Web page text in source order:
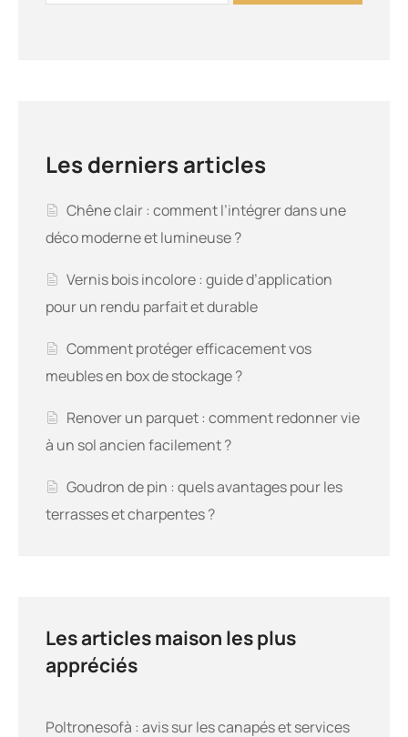
Les derniers articles
Chêne clair : comment l’intégrer dans une
déco moderne et lumineuse ?
Vernis bois incolore : guide d’application
pour un rendu parfait et durable
Comment protéger efficacement vos
meubles en box de stockage ?
Renover un parquet : comment redonner vie
à un sol ancien facilement ?
Goudron de pin : quels avantages pour les
terrasses et charpentes ?
Les articles maison les plus
appréciés
Poltronesofà : avis sur les canapés et services